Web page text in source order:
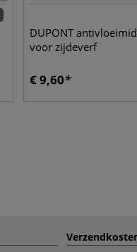
DUPONT
voor zijdeverf
€ 9,60